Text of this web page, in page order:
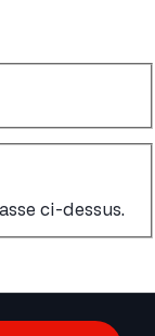
ci-dessus.